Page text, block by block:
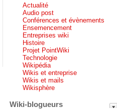
Actualité
Audio post
Conférences et évènements
Ensemencement
Entreprises wiki
Histoire
Projet PointWiki
Technologie
Wikipédia
Wikis et entreprise
Wikis et mails
Wikisphère
Wiki-blogueurs